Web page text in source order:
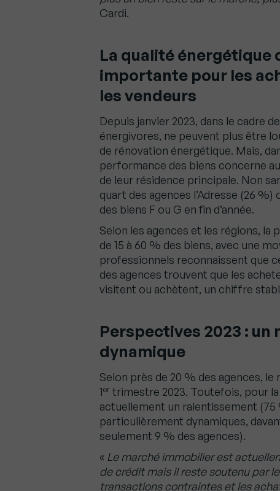
Cardi.
La qualité énergétique
importante pour les
les vendeurs
Depuis janvier 2023, dans le cadre
énergivores, ne peuvent plus être
de rénovation énergétique. Mais,
performance des biens concerne
de leur résidence principale. Non
quart des agences l’Adresse (26
des biens F ou G en fin d’année.
Selon les agences et les régions, la
de 15 à 60 % des biens, avec une
professionnels reconnaissent que
des agences trouvent que les
visitent ou achètent, un chiffre
Perspectives 2023 :
dynamique
Selon près de 20 % des agences,
1er trimestre 2023. Toutefois, pour
actuellement un ralentissement (75
particulièrement dynamiques,
seulement 9 % des agences).
« Le marché immobilier est
de crédit mais il reste soutenu par
transactions contraintes et les